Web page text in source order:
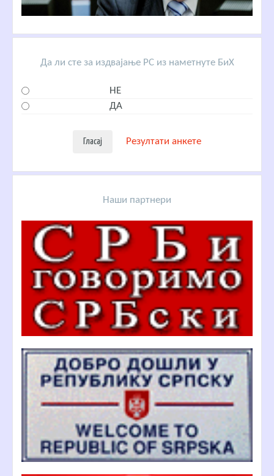
Да ли сте за издвајање РС из наметнуте БиХ
НЕ
ДА
Резултати анкете
Наши партнери